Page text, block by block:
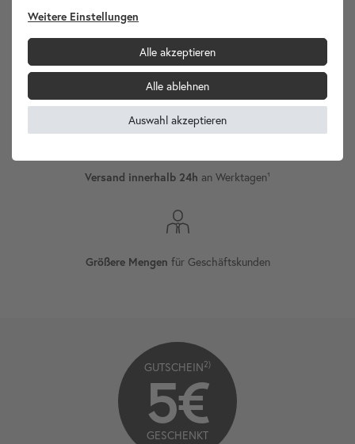
Ihr Spezialist für Waschbecken Unikate!
InternationalerVersand
Versand innerhalb 24h an Werktagen¹
Größere Mengen für Geschäftskunden
GUTSCHEIN2)
5€
GESCHENKT
Weitere Einstellungen
Alle akzeptieren
Alle ablehnen
Auswahl akzeptieren